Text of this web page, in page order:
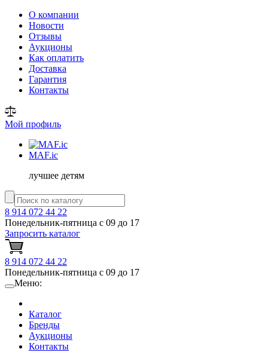
О компании
Новости
Отзывы
Аукционы
Как оплатить
Доставка
Гарантия
Контакты
Мой профиль
MAF.ic
лучшее детям
8 914 072 44 22
Понедельник-пятница с 09 до 17
Запросить каталог
8 914 072 44 22
Понедельник-пятница с 09 до 17
Меню:
Каталог
Бренды
Аукционы
Контакты